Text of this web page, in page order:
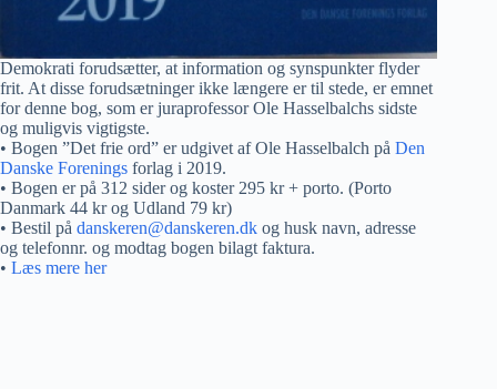
Demokrati forudsætter, at information og synspunkter flyder
frit. At disse forudsætninger ikke længere er til stede, er emnet
for denne bog, som er juraprofessor Ole Hasselbalchs sidste
og muligvis vigtigste.
• Bogen ”Det frie ord” er udgivet af Ole Hasselbalch på Den
Danske Forenings forlag i 2019.
• Bogen er på 312 sider og koster 295 kr + porto. (Porto
Danmark 44 kr og Udland 79 kr)
• Bestil på danskeren@danskeren.dk og husk navn, adresse
og telefonnr. og modtag bogen bilagt faktura.
• Læs mere her